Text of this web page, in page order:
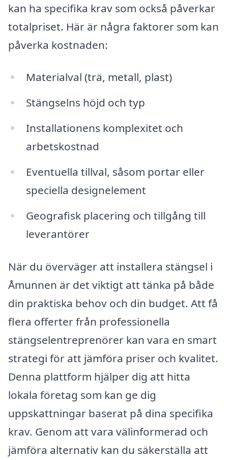
kan ha specifika krav som också påverkar
totalpriset. Här är några faktorer som kan
påverka kostnaden:
Materialval (trä, metall, plast)
Stängselns höjd och typ
Installationens komplexitet och
arbetskostnad
Eventuella tillval, såsom portar eller
speciella designelement
Geografisk placering och tillgång till
leverantörer
När du överväger att installera stängsel i
Åmunnen är det viktigt att tänka på både
din praktiska behov och din budget. Att få
flera offerter från professionella
stängselentreprenörer kan vara en smart
strategi för att jämföra priser och kvalitet.
Denna plattform hjälper dig att hitta
lokala företag som kan ge dig
uppskattningar baserat på dina specifika
krav. Genom att vara välinformerad och
jämföra alternativ kan du säkerställa att